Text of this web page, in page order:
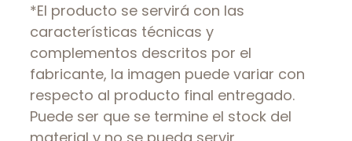
*El producto se servirá con las
características técnicas y
complementos descritos por el
fabricante, la imagen puede variar con
respecto al producto final entregado.
Puede ser que se termine el stock del